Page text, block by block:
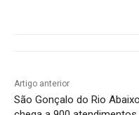
Artigo anterior
São Gonçalo do Rio Abaixo